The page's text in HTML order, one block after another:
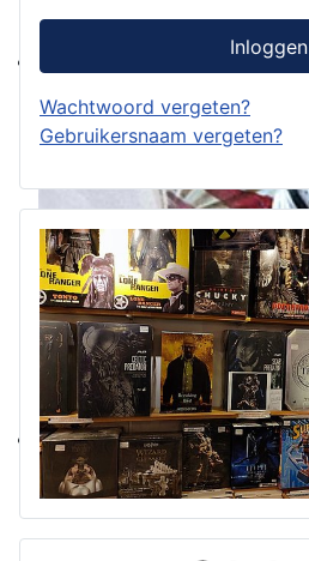
Inloggen
Wachtwoord vergeten?
Gebruikersnaam vergeten?